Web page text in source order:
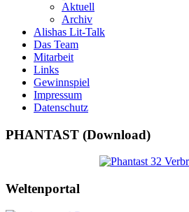
Aktuell
Archiv
Alishas Lit-Talk
Das Team
Mitarbeit
Links
Gewinnspiel
Impressum
Datenschutz
PHANTAST (Download)
Weltenportal